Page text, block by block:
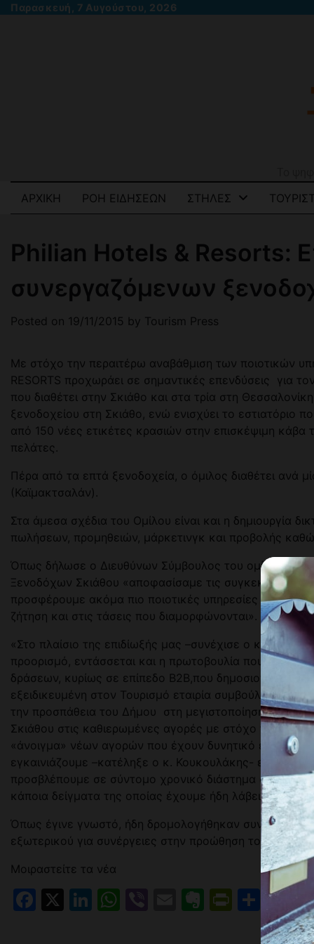
SkipΠαρασκευή, 7 Αυγούστου, 2026
ΑΡΧΙΚΉ ΡΟΉ ΕΙΔΉΣΕΩΝ ΣΤΉΛΕΣ
Philian Hotels & Resorts:
συνεργαζόμενων
Posted on 19/11/2015 by Tourism Press
Με στόχο την περαιτέρω αναβάθμιση των ποιοτικών
RESORTS προχωράει σε σημαντικές επενδύσεις για
που διαθέτει στην Σκιάθο και στα τρία στη
ξενοδοχείου στη Σκιάθο, ενώ ενισχύει το εστιατόριο
από 150 νέες ετικέτες κρασιών στην επισκέψιμη
πελάτες.
Πέρα από τα επτά ξενοδοχεία, ο όμιλος διαθέτει ανά
(Καϊμακτσαλάν).
Στα άμεσα σχέδια του Ομίλου είναι και η δημιουργία
πωλήσεων, προμηθειών, μάρκετινγκ και προβολής
Όπως δήλωσε ο Διευθύνων Σύμβουλος του ομίλου κ.
Ξενοδόχων Σκιάθου «αποφασίσαμε τις συγκεκριμένες
προσφέρουμε ακόμα πιο ποιοτικές υπηρεσίες στους
ζήτηση και στις τάσεις που διαμορφώνονται».
«Στο πλαίσιο της επιδίωξής μας –συνέχισε ο κ.
προορισμό, εντάσσεται και η πρωτοβουλία που
δράσεων, κυρίως σε επίπεδο Β2Β,που
εξειδικευμένη στον Τουρισμό εταιρία συμβούλων
την προσπάθεια του Δήμου στη μεγιστοποίηση των
Σκιάθου στις καθιερωμένες αγορές με στόχο την
«άνοιγμα» νέων αγορών που έχουν δυνητικό
εγκαινιάζουμε –κατέληξε ο κ. Κουκουλάκης-
προσβλέπουμε σε σύντομο χρονικό διάστημα σε
κάποια δείγματα της οποίας έχουμε ήδη λάβει».
Όπως έγινε γνωστό, ήδη δρομολογήθηκαν
εξωτερικού για συνέργειες στην προώθηση του
Μοιραστείτε τα νέα
Facebook
X LinkedIn
WhatsApp
ViberEmailEvernote